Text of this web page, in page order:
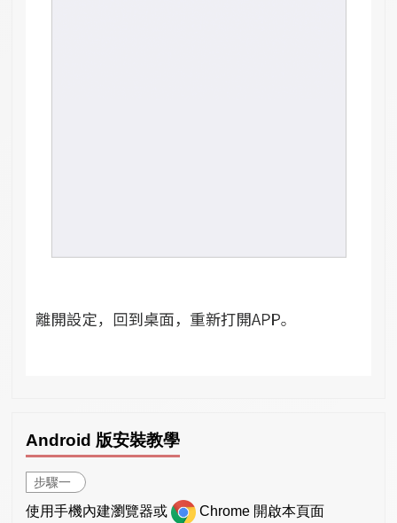
Android 版安裝教學
步驟一
使用手機內建瀏覽器或 Chrome 開啟本頁面